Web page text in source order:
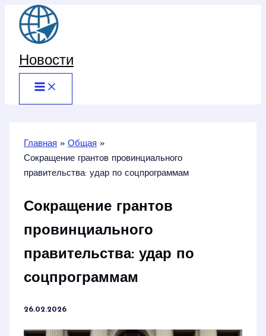
Перейти
содержимому
Новости
Главная
Общая
Сокращение грантов провинциального
правительства: удар по соцпрограммам
Сокращение грантов
провинциального
правительства: удар по
соцпрограммам
26.02.2026